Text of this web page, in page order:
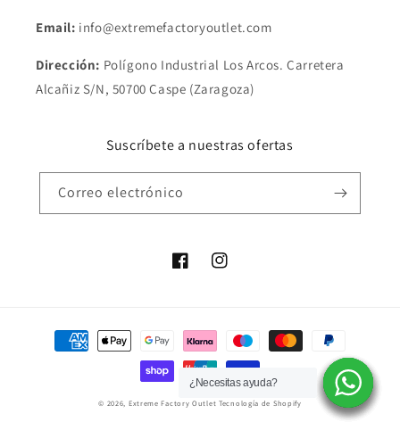
Email: info@extremefactoryoutlet.com
Dirección: Polígono Industrial Los Arcos. Carretera
Alcañiz S/N, 50700 Caspe (Zaragoza)
Suscríbete a nuestras ofertas
Correo electrónico
FacebookInstagram
Formas
© 2026, Extreme Factory Outlet Tecnología de Shopify
¿Necesitas ayuda?
¿Necesitas ayuda?
¿Necesitas ayuda?
¿Necesitas ayuda?
¿Necesitas ayuda?
¿Necesitas ayuda?